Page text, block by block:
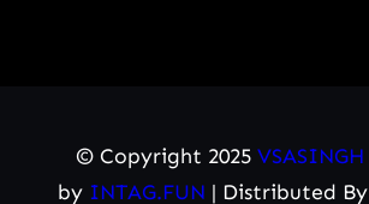
© Copyright 2025 VSASINGH
by INTAG.FUN | Distributed By